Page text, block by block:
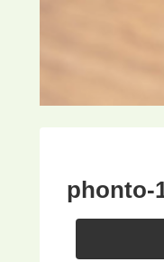
phonto-